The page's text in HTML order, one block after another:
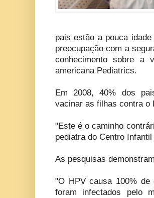
pais estão a pouca
preocupação com a
conhecimento sobre a
americana Pediatrics.
Em 2008, 40% dos
vacinar as filhas contra o
"Este é o caminho
pediatra do Centro
As pesquisas
"O HPV causa 100%
foram infectados pelo